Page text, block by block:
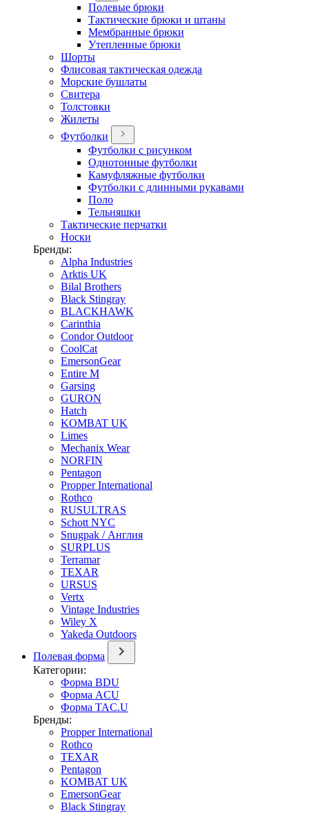
Полевые брюки
Тактические брюки и штаны
Мембранные брюки
Утепленные брюки
Шорты
Флисовая тактическая одежда
Морские бушлаты
Свитера
Толстовки
Жилеты
Футболки
Футболки с рисунком
Однотонные футболки
Камуфляжные футболки
Футболки с длинными рукавами
Поло
Тельняшки
Тактические перчатки
Носки
Бренды:
Alpha Industries
Arktis UK
Bilal Brothers
Black Stingray
BLACKHAWK
Carinthia
Condor Outdoor
CoolCat
EmersonGear
Entire M
Garsing
GURON
Hatch
KOMBAT UK
Limes
Mechanix Wear
NORFIN
Pentagon
Propper International
Rothco
RUSULTRAS
Schott NYC
Snugpak / Англия
SURPLUS
Terramar
TEXAR
URSUS
Vertx
Vintage Industries
Wiley X
Yakeda Outdoors
Полевая форма
Категории:
Форма BDU
Форма ACU
Форма TAC.U
Бренды:
Propper International
Rothco
TEXAR
Pentagon
KOMBAT UK
EmersonGear
Black Stingray